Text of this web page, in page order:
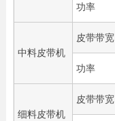
功率
中料皮带机
皮带带宽
功率
细料皮带机
皮带带宽